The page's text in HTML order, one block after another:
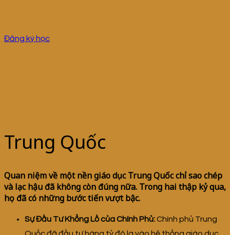
Đăng ký học
Trung Quốc
Quan niệm về một nền giáo dục Trung Quốc chỉ sao chép
và lạc hậu đã không còn đúng nữa. Trong hai thập kỷ qua,
họ đã có những bước tiến vượt bậc.
Sự Đầu Tư Khổng Lồ của Chính Phủ:Chính phủ Trung